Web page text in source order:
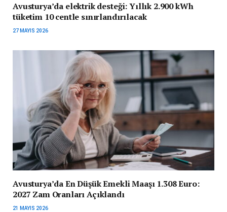
Avusturya’da elektrik desteği: Yıllık 2.900 kWh
tüketim 10 centle sınırlandırılacak
27 MAYIS 2026
Avusturya’da En Düşük Emekli Maaşı 1.308 Euro:
2027 Zam Oranları Açıklandı
21 MAYIS 2026